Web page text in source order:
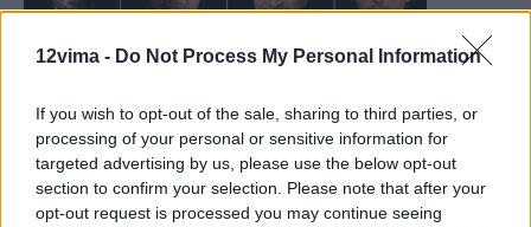
12vima - Do Not Process My Personal Information
If you wish to opt-out of the sale, sharing to third parties, or
processing of your personal or sensitive information for
targeted advertising by us, please use the below opt-out
section to confirm your selection. Please note that after your
opt-out request is processed you may continue seeing